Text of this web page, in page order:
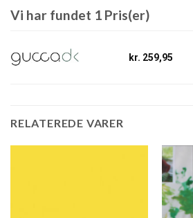
Vi har fundet 1 Pris(er)
kr. 259,95
RELATEREDE VARER